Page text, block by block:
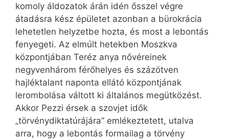
komoly áldozatok árán idén ősszel végre
átadásra kész épületet azonban a bürokrácia
lehetetlen helyzetbe hozta, és most a lebontás
fenyegeti. Az elmúlt hetekben Moszkva
központjában Teréz anya nővéreinek
negyvenhárom férőhelyes és százötven
hajléktalant naponta ellátó központjának
lerombolása váltott ki általános megütközést.
Akkor Pezzi érsek a szovjet idők
„törvénydiktatúrájára” emlékeztetett, utalva
arra, hogy a lebontás formailag a törvény